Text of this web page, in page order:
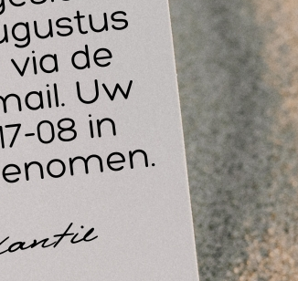
na immobilisatie
op de ribben, vingers en tenen
de beige kleur voor sporttape verplicht kan
een andere look, witte tape valt meer